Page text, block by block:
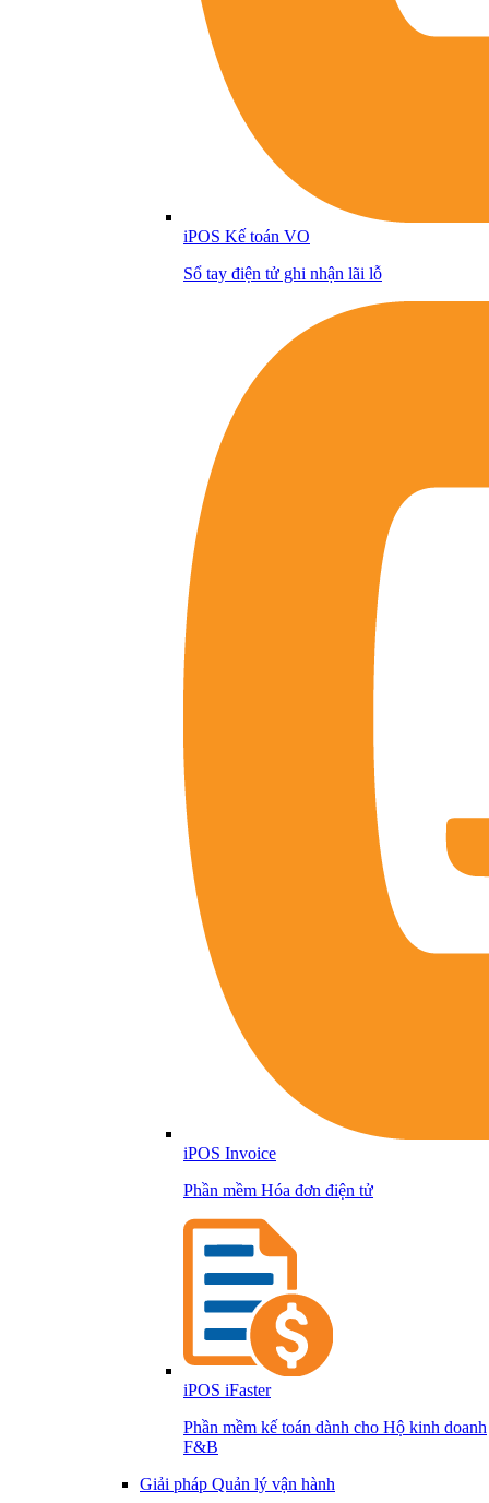
iPOS Kế toán VO
Sổ tay điện tử ghi nhận lãi lỗ
iPOS Invoice
Phần mềm Hóa đơn điện tử
iPOS iFaster
Phần mềm kế toán dành cho Hộ kinh doanh
F&B
Giải pháp Quản lý vận hành